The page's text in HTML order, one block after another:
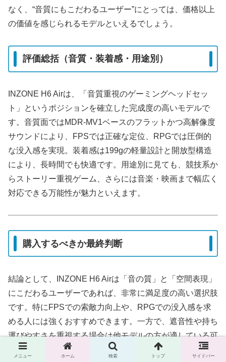
なく、“音質にもこだわるユーザー”にとっては、価格以上
の価値を感じられるモデルといえるでしょう。
評価総括（音質・装着感・用途別）
INZONE H6 Airは、「音質重視のゲーミングヘッドセッ
ト」というポジションを確立した完成度の高いモデルで
す。音質面ではMDR-MV1ベースのフラットかつ高解像度
サウンドにより、FPSでは正確な定位、RPGでは圧倒的
な没入感を実現。装着感は199gの軽量設計と開放型構造
により、長時間でも快適です。用途別に見ても、競技系か
らストーリー重視ゲーム、さらには音楽・映画まで幅広く
対応できる万能性が魅力といえます。
購入するべきか最終判断
結論として、INZONE H6 Airは「音の質」と「空間表現」
にこだわるユーザーであれば、非常に満足度の高い選択肢
です。特にFPSでの索敵力向上や、RPGでの没入感を求
める人には強くおすすめできます。一方で、遮音性や持ち
運びやすさを重視する場合は他モデルの方が適している可
能性もあります。「どんな環境で、どんな体験を求める
メニュー ホーム 検索 トップ サイドバー